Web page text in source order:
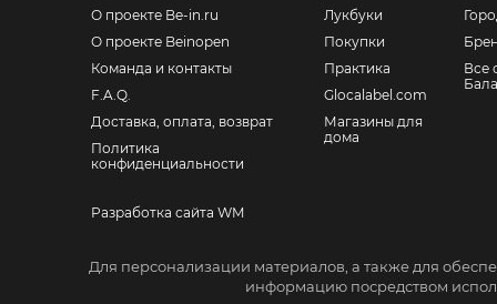
Для персонализации материалов, а также для
информацию посредством
О проекте Be-in.ru
О проекте Beinopen
Команда и контакты
F.A.Q.
Доставка, оплата, возврат
Политика
конфиденциальности
Лукбуки
Покупки
Практика
Glocalabel.com
Магазины для
дома
Все
Разработка сайта WM
Санкт-Петербург, Невский пр., 139
Москва, Большой Ордынский пер., 4, стр. 2